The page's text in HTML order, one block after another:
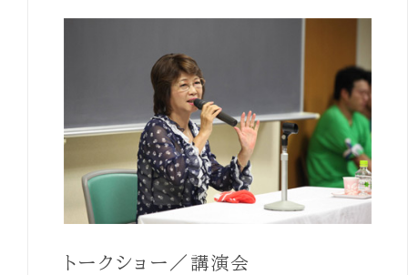
トークショー／講演会